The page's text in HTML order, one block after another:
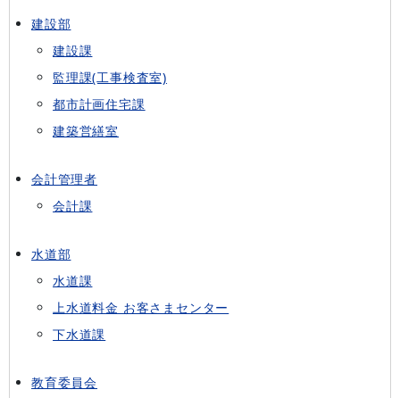
建設部
建設課
監理課(工事検査室)
都市計画住宅課
建築営繕室
会計管理者
会計課
水道部
水道課
上水道料金 お客さまセンター
下水道課
教育委員会